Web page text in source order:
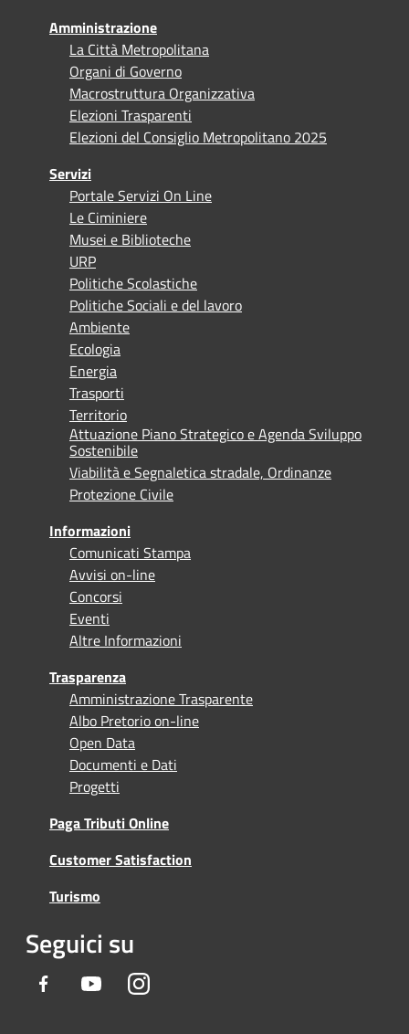
Amministrazione
La Città Metropolitana
Organi di Governo
Macrostruttura Organizzativa
Elezioni Trasparenti
Elezioni del Consiglio Metropolitano 2025
Servizi
Portale Servizi On Line
Le Ciminiere
Musei e Biblioteche
URP
Politiche Scolastiche
Politiche Sociali e del lavoro
Ambiente
Ecologia
Energia
Trasporti
Territorio
Attuazione Piano Strategico e Agenda Sviluppo
Sostenibile
Viabilità e Segnaletica stradale, Ordinanze
Protezione Civile
Informazioni
Comunicati Stampa
Avvisi on-line
Concorsi
Eventi
Altre Informazioni
Trasparenza
Amministrazione Trasparente
Albo Pretorio on-line
Open Data
Documenti e Dati
Progetti
Paga Tributi Online
Customer Satisfaction
Turismo
Seguici su
Facebook YoutubeInstagram